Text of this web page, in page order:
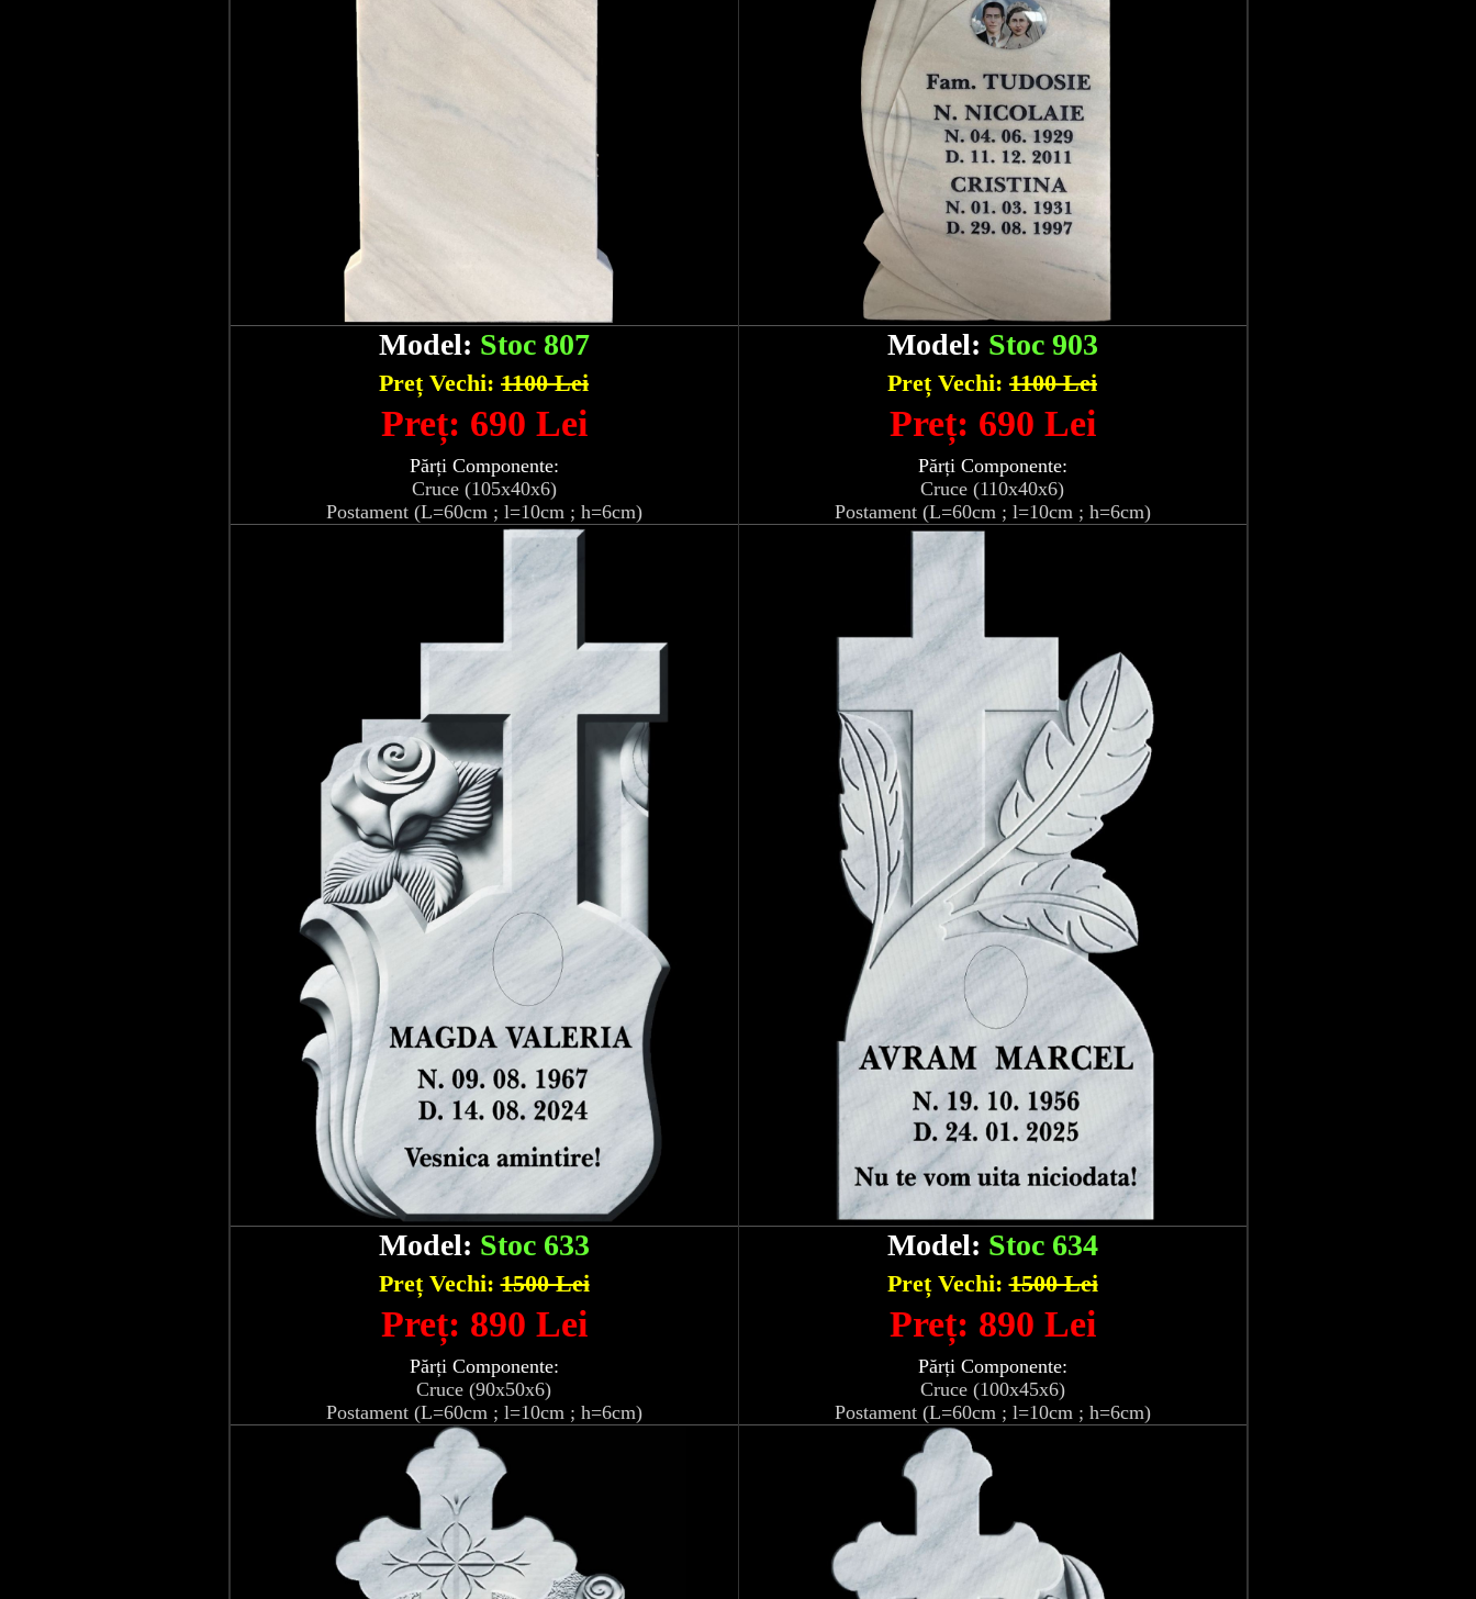
Model: Stoc 807
Preț Vechi: 1100 Lei
Preț: 690 Lei
Părți Componente:
Cruce (105x40x6)
Postament (L=60cm ; l=10cm ; h=6cm)
Model: Stoc 903
Preț Vechi: 1100 Lei
Preț: 690 Lei
Părți Componente:
Cruce (110x40x6)
Postament (L=60cm ; l=10cm ; h=6cm)
Model: Stoc 633
Preț Vechi:1500 Lei
Preț: 890 Lei
Părți Componente:
Cruce (90x50x6)
Postament (L=60cm ; l=10cm ; h=6cm)
Model: Stoc 634
Preț Vechi:1500 Lei
Preț: 890 Lei
Părți Componente:
Cruce (100x45x6)
Postament (L=60cm ; l=10cm ; h=6cm)